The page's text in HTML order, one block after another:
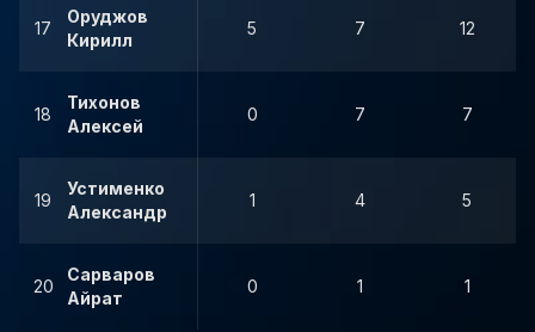
17
Оруджов
Кирилл
5 7 12
18
Тихонов
Алексей
0 7 7
19
Устименко
Александр
1 4 5
20
Сарваров
Айрат
0 1 1